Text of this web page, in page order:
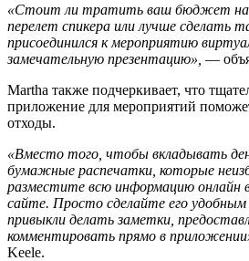
«Стоит ли тратить ваш бюджет на
перелет спикера или лучше сделать
присоединился к мероприятию
замечательную презентацию», —
Martha также подчеркивает, что
приложение для мероприятий
отходы.
«Вместо того, чтобы вкладывать
бумажные распечатки, которые
разместите всю информацию онлайн
сайте. Просто сделайте его
привыкли делать заметки,
комментировать прямо в
Keele.